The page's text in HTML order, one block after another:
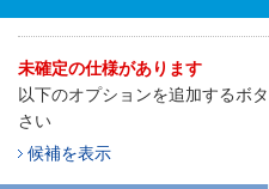
未確定の仕様があります
以下のオプションを追加するボ
さい
候補を表示